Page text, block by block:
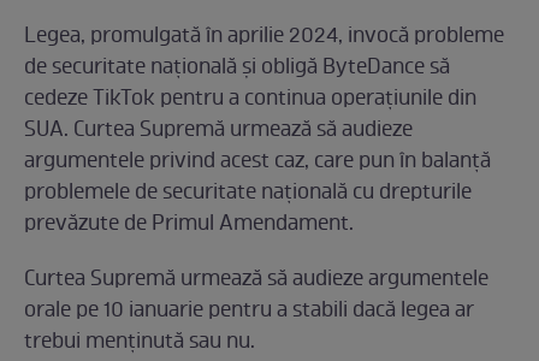
Legea, promulgată în aprilie 2024, invocă probleme
de securitate națională și obligă ByteDance să
cedeze TikTok pentru a continua operațiunile din
SUA. Curtea Supremă urmează să audieze
argumentele privind acest caz, care pun în balanță
problemele de securitate națională cu drepturile
prevăzute de Primul Amendament.
Curtea Supremă urmează să audieze argumentele
orale pe 10 ianuarie pentru a stabili dacă legea ar
trebui menținută sau nu.